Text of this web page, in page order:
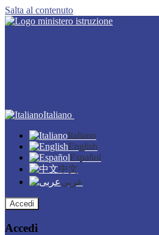
Salta al contenuto
Italiano
Italiano
English
Español
中文
عربى
Accedi
Accedi